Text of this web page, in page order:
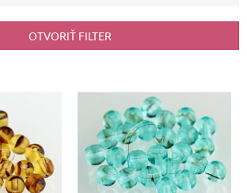
OTVORIŤ FILTER